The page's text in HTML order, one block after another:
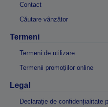
Contact
Căutare vânzător
Termeni
Termeni de utilizare
Termenii promoțiilor online
Legal
Declarație de confidențialitate